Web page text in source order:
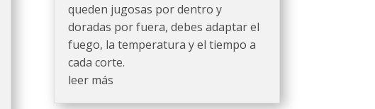
queden jugosas por dentro y
doradas por fuera, debes adaptar el
fuego, la temperatura y el tiempo a
cada corte.
leer más